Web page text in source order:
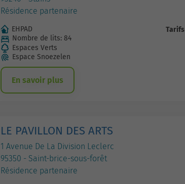
Résidence partenaire
EHPAD
Nombre de lits: 84
Espaces Verts
Espace Snoezelen
Tarifs
En savoir plus
LE PAVILLON DES ARTS
1 Avenue De La Division Leclerc
95350 - Saint-brice-sous-forêt
Résidence partenaire